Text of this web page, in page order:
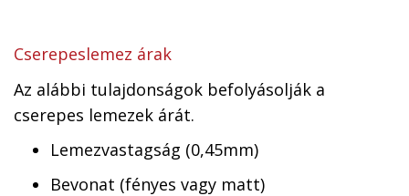
Cserepeslemez árak
Az alábbi tulajdonságok befolyásolják a
cserepes lemezek árát.
Lemezvastagság (0,45mm)
Bevonat (fényes vagy matt)